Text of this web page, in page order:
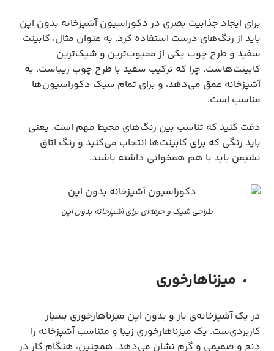
برای ایجاد جذابیت بصری در دکوراسیون آشپزخانه بدون اپن
باید از رنگ‌های درست استفاده کرد. به عنوان مثال، کابینت
سفید و طرح چوب یکی از محبوب‌ترین و شیک‌ترین
کابینت‌هاست. چرا که ترکیب سفید با طرح چوب زیباست، به
آشپزخانه عمق می‌دهد، و برای تمام سبک دکوراسیون‌ها
مناسب است.
دقت کنید که تناسب بین رنگ‌های محیط مهم است. یعنی
باید رنگی که برای کابینت‌ها انتخاب می‌کنید و رنگ اتاق
نشیمن باید با هم همخوانی داشته باشند.
طراحی شیک و حرفه‌ای برای آشپزخانه بدون اپن
میزناهارخوری
در یک آشپزخانه‌ی باز و بدون اپن میزناهارخوری بسیار
کاربردی‌ست. یک میزناهارخوری زیبا و متناسب آشپزخانه را
دنج و صمیمی و گرم نشان می‌دهد. همچنین، هنگام کار در